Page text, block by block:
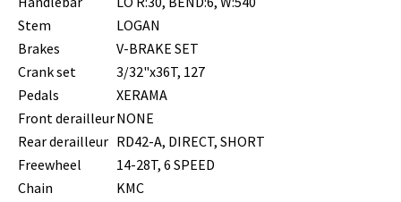
Stem
LOGAN
Brakes
V-BRAKE SET
Crank set
3/32"x36T, 127
Pedals
XERAMA
Front derailleurNONE
Rear derailleur RD42-A, DIRECT, SHORT
Freewheel
14-28T, 6 SPEED
Chain
KMC